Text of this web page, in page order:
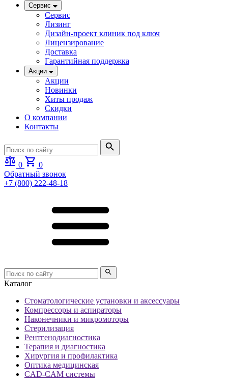
Сервис
Сервис
Лизинг
Дизайн-проект клиник под ключ
Лицензирование
Доставка
Гарантийная поддержка
Акции
Акции
Новинки
Хиты продаж
Скидки
О компании
Контакты
0
0
Обратный звонок
+7 (800) 222-48-18
Каталог
Стоматологические установки и аксессуары
Компрессоры и аспираторы
Наконечники и микромоторы
Стерилизация
Рентгенодиагностика
Терапия и диагностика
Хирургия и профилактика
Оптика медицинская
CAD-CAM системы